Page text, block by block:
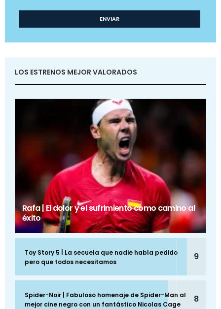
LOS ESTRENOS MEJOR VALORADOS
Rafa | El dolor y el sufrimiento como camino al
éxito
Toy Story 5 | La secuela que nadie había pedido
pero que todos necesitamos
9
Spider-Noir | Fabuloso homenaje de Spider-Man al
mejor cine negro con un fantástico Nicolas Cage
8